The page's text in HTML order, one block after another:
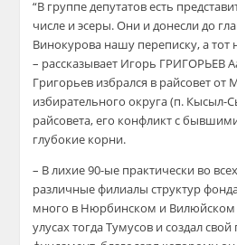
“В группе депутатов есть
числе и эсеры. Они и донесли до
Винокурова нашу переписку, а тот
– рассказывает Игорь ГРИГОРЬЕВ
Григорьев избрался в райсовет от
избирательного округа (п. Кысыл-
райсовета, его конфликт с
глубокие корни.
– В лихие 90-ые практически во
различные филиалы структур
много в Нюрбинском и Вилюйском
улусах тогда Тумусов и создал